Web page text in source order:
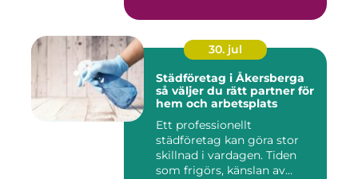
30. jul
Städföretag i Åkersberga
så väljer du rätt partner för
hem och arbetsplats
Ett professionellt
städföretag kan göra stor
skillnad i vardagen. Tiden
som frigörs, känslan av